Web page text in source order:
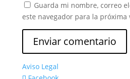
Guarda mi nombre, correo
este navegador para la próxima
Aviso Legal